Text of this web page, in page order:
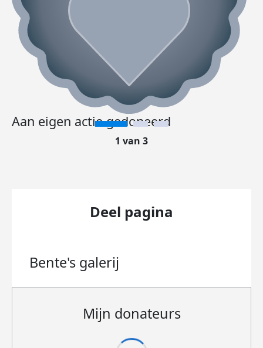
Aan eigen actie gedoneerd
1 van 3
Deel pagina
Bente's galerij
Mijn donateurs